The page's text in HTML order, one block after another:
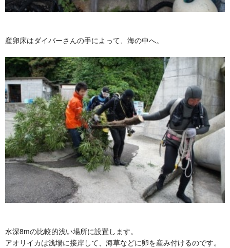
産卵床はダイバーさんの手によって、海の中へ。
水深8mの比較的浅い場所に設置します。
アオリイカは浅場に接岸して、海草などに卵を産み付けるのです。